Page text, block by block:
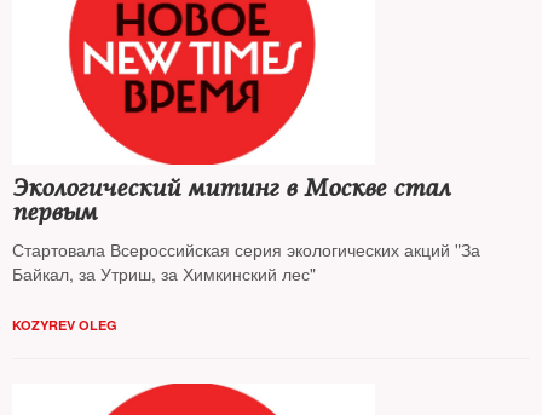
Экологический митинг в Москве стал
первым
Стартовала Всероссийская серия экологических акций "За
Байкал, за Утриш, за Химкинский лес"
KOZYREV OLEG